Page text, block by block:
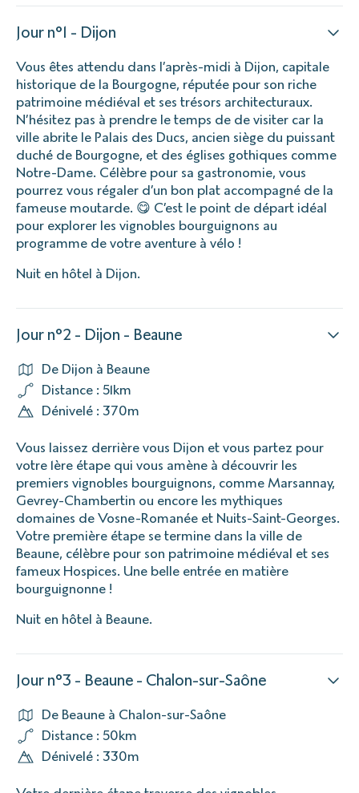
Jour n°1 - Dijon
Vous êtes attendu dans l’après-midi à Dijon, capitale
historique de la Bourgogne, réputée pour son riche
patrimoine médiéval et ses trésors architecturaux.
N’hésitez pas à prendre le temps de de visiter car la
ville abrite le Palais des Ducs, ancien siège du puissant
duché de Bourgogne, et des églises gothiques comme
Notre-Dame. Célèbre pour sa gastronomie, vous
pourrez vous régaler d’un bon plat accompagné de la
fameuse moutarde. 😋 C’est le point de départ idéal
pour explorer les vignobles bourguignons au
programme de votre aventure à vélo !
Nuit en hôtel à Dijon.
Jour n°2 - Dijon - Beaune
De Dijon à Beaune
Distance : 51km
Dénivelé : 370m
Vous laissez derrière vous Dijon et vous partez pour
votre 1ère étape qui vous amène à découvrir les
premiers vignobles bourguignons, comme Marsannay,
Gevrey-Chambertin ou encore les mythiques
domaines de Vosne-Romanée et Nuits-Saint-Georges.
Votre première étape se termine dans la ville de
Beaune, célèbre pour son patrimoine médiéval et ses
fameux Hospices. Une belle entrée en matière
bourguignonne !
Nuit en hôtel à Beaune.
Jour n°3 - Beaune - Chalon-sur-Saône
De Beaune à Chalon-sur-Saône
Distance : 50km
Dénivelé : 330m